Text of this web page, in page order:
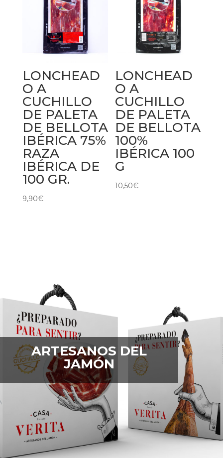
LONCHEAD
O A
CUCHILLO
DE PALETA
DE BELLOTA
IBÉRICA 75%
RAZA
IBÉRICA DE
100 GR.
9,90€
LONCHEAD
O A
CUCHILLO
DE PALETA
DE BELLOTA
100%
IBÉRICA 100
G
10,50€
ARTESANOS DEL
JAMÓN